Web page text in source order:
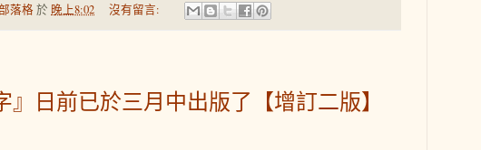
落格 於 晚上8:02 沒有留言:
』日前已於三月中出版了【增訂二版】